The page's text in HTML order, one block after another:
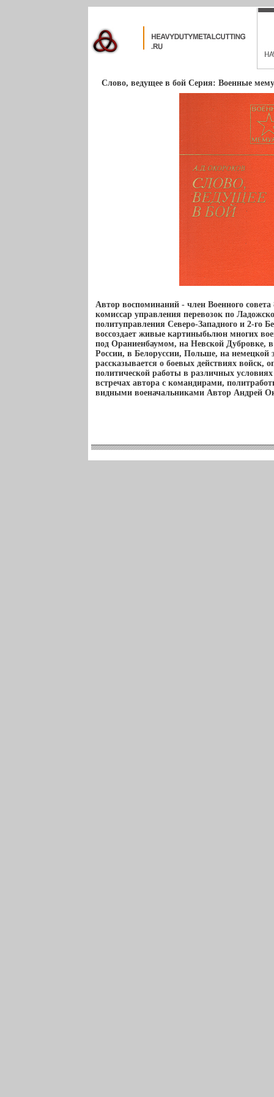
Слово, ведущее в бой Серия: Военные
Автор воспоминаний - член Военного
комиссар управления перевозок по
политуправления Северо-Западного и 2-го
воссоздает живые картиныбьлюн многих
под Ораниенбаумом, на Невской Дубровке,
России, в Белоруссии, Польше, на немецкой
рассказывается о боевых действиях войск,
политической работы в различных
встречах автора с командирами,
видными военачальниками Автор Андрей